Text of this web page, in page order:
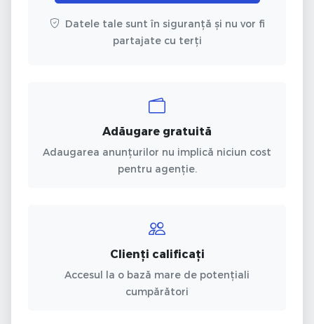
Datele tale sunt în siguranță și nu vor fi
partajate cu terți
Adăugare gratuită
Adaugarea anunțurilor nu implică niciun cost
pentru agenție.
Clienți calificați
Accesul la o bază mare de potențiali
cumpărători